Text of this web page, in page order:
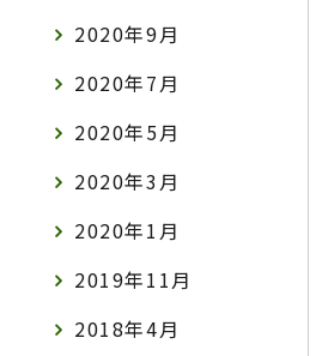
2020年9月
2020年7月
2020年5月
2020年3月
2020年1月
2019年11月
2018年4月